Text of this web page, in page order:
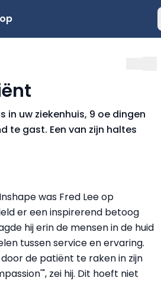
in uw ziekenhuis, 9 oe dingen
te gast. Een van zijn haltes
was Fred Lee op
er een inspirerend betoog
hij erin de mensen in de huid
tussen service en ervaring.
de patiënt te raken in zijn
zei hij. Dit hoeft niet